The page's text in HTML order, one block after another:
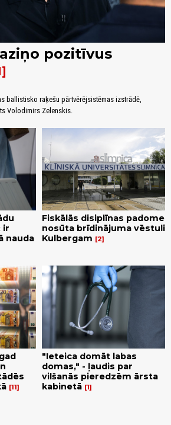
pozitīvus
ballistisko raķešu pārtvērējsistēmas izstrādē,
Volodimirs Zelenskis.
ir
nauda
Fiskālās disiplīnas padome
nosūta brīdinājuma vēstuli
Kulbergam
2
11
"Ieteica domāt labas
domas," - ļaudis par
vilšanās pieredzēm ārsta
kabinetā 1